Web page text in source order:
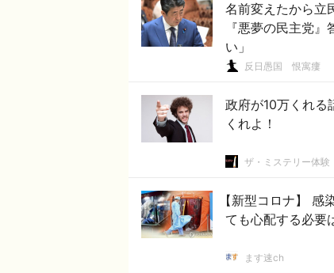
名前変えたから
『悪夢の民主党
い」
反日愚国 恨寓瘻
政府が10万くれる
くれよ！
ザ・ミステリー体験
【新型コロナ】 感
ても心配する必要
ます速ch